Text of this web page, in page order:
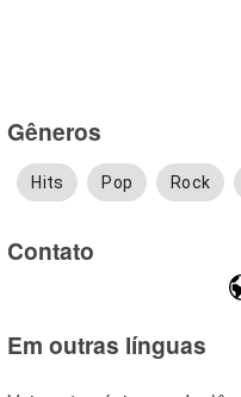
Gêneros
Hits Pop Rock
Contato
Em outras línguas